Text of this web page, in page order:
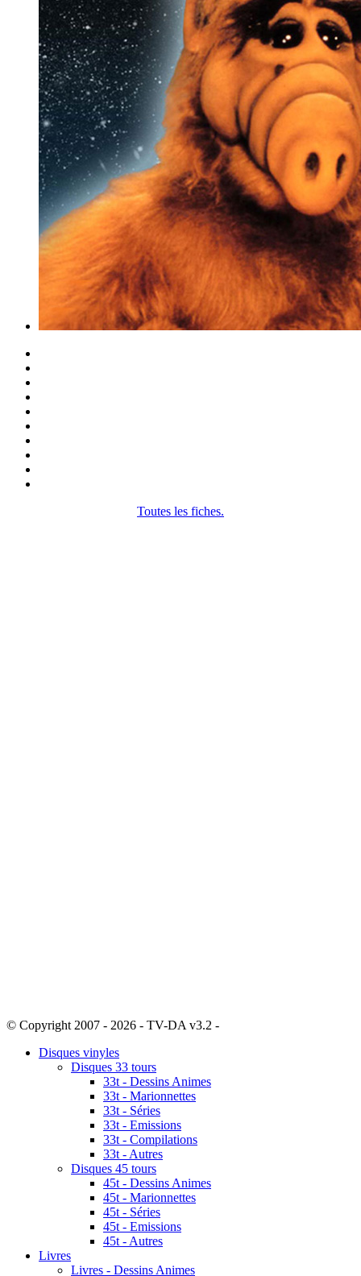
Toutes les fiches.
© Copyright 2007 - 2026 - TV-DA v3.2 -
Disques vinyles
Disques 33 tours
33t - Dessins Animes
33t - Marionnettes
33t - Séries
33t - Emissions
33t - Compilations
33t - Autres
Disques 45 tours
45t - Dessins Animes
45t - Marionnettes
45t - Séries
45t - Emissions
45t - Autres
Livres
Livres - Dessins Animes